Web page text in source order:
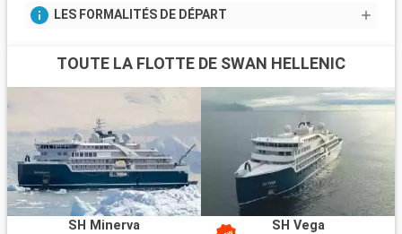
LES FORMALITÉS DE DÉPART
TOUTE LA FLOTTE DE SWAN HELLENIC
SH Minerva SH Vega